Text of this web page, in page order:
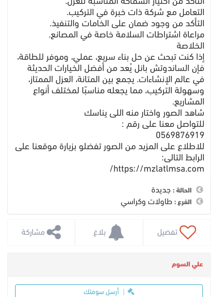
التأكد من اختيار السماكة المناسبة للعزل.
التعامل مع شركة ذات خبرة في التركيب.
التأكد من وجود ضمان على الخامات والتنفيذ.
مراعاة اشتراطات السلامة خاصة في المصانع.
الخلاصة
إذا كنت تبحث عن حل بناء سريع، عملي، وموفر للطاقة،
فإن الساندوتش بانل يُعد من أفضل الخيارات الحديثة
في عالم الإنشاءات. يجمع بين المتانة، العزل الممتاز،
وسهولة التركيب، مما يجعله مناسبًا لمختلف أنواع
المشاريع.
شاهد الصور واختار منه اللى يناسك
للتواصل معنا على رقم :
0569876919
للاطلاع على المزيد من الصور تفضلو بزيارة موقعنا على
الرابط التالى:
https://mzlatlmsa.com/
الحالة : جديدة
الفرع : طاولات وكراسي
تفضيل مشاركة
علي السوم
أرسل سومتك